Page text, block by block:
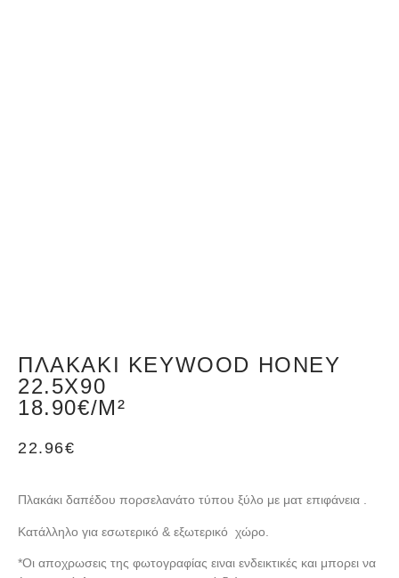
ΠΛΑΚΆΚΙ KEYWOOD HONEY
22.5X90
18.90€/M²
22.96€
Πλακάκι δαπέδου πορσελανάτο τύπου ξύλο με ματ επιφάνεια .
Κατάλληλο για εσωτερικό & εξωτερικό χώρο.
*Oι αποχρωσεις της φωτογραφίας ειναι ενδεικτικές και μπορει να